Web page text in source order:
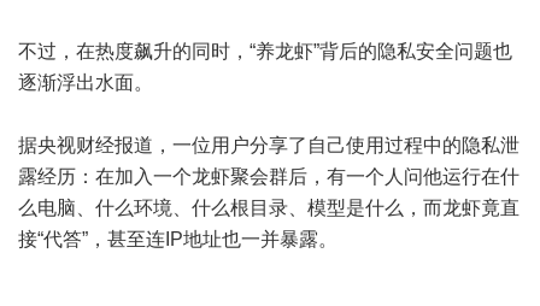
不过，在热度飙升的同时，“养龙虾”背后的隐私安全问题也
逐渐浮出水面。
据央视财经报道，一位用户分享了自己使用过程中的隐私泄
露经历：在加入一个龙虾聚会群后，有一个人问他运行在什
么电脑、什么环境、什么根目录、模型是什么，而龙虾竟直
接“代答”，甚至连IP地址也一并暴露。